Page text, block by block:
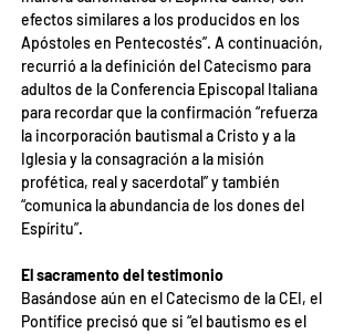
efectos similares a los producidos en los
Apóstoles en Pentecostés”. A continuación,
recurrió a la definición del Catecismo para
adultos de la Conferencia Episcopal Italiana
para recordar que la confirmación “refuerza
la incorporación bautismal a Cristo y a la
Iglesia y la consagración a la misión
profética, real y sacerdotal” y también
“comunica la abundancia de los dones del
Espíritu”.
El sacramento del testimonio
Basándose aún en el Catecismo de la CEI, el
Pontífice precisó que si “el bautismo es el